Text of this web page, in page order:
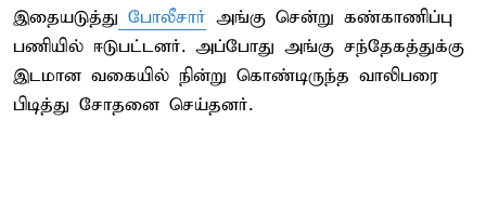
இதையடுத்து போலீசார் அங்கு சென்று கண்காணிப்பு
பணியில் ஈடுபட்டனர். அப்போது அங்கு சந்தேகத்துக்கு
இடமான வகையில் நின்று கொண்டிருந்த வாலிபரை
பிடித்து சோதனை செய்தனர்.